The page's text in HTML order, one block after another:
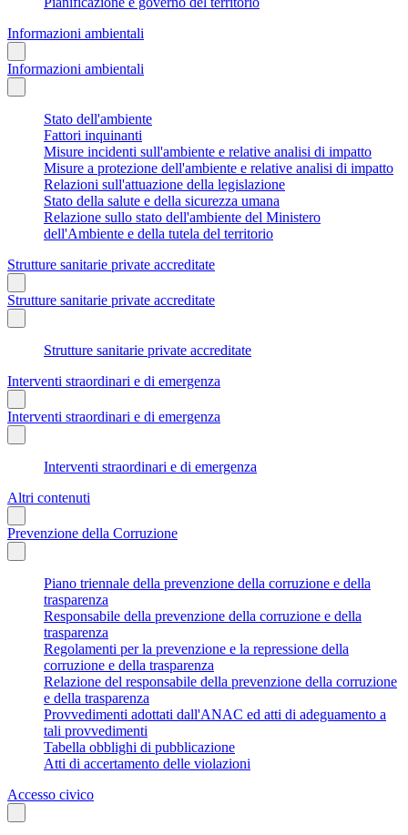
Informazioni ambientali
Informazioni ambientali
Stato dell'ambiente
Fattori inquinanti
Misure incidenti sull'ambiente e relative analisi di impatto
Misure a protezione dell'ambiente e relative analisi di impatto
Relazioni sull'attuazione della legislazione
Stato della salute e della sicurezza umana
Relazione sullo stato dell'ambiente del Ministero
dell'Ambiente e della tutela del territorio
Strutture sanitarie private accreditate
Strutture sanitarie private accreditate
Strutture sanitarie private accreditate
Interventi straordinari e di emergenza
Interventi straordinari e di emergenza
Interventi straordinari e di emergenza
Altri contenuti
Prevenzione della Corruzione
Piano triennale della prevenzione della corruzione e della
trasparenza
Responsabile della prevenzione della corruzione e della
trasparenza
Regolamenti per la prevenzione e la repressione della
corruzione e della trasparenza
Relazione del responsabile della prevenzione della corruzione
e della trasparenza
Provvedimenti adottati dall'ANAC ed atti di adeguamento a
tali provvedimenti
Tabella obblighi di pubblicazione
Atti di accertamento delle violazioni
Accesso civico